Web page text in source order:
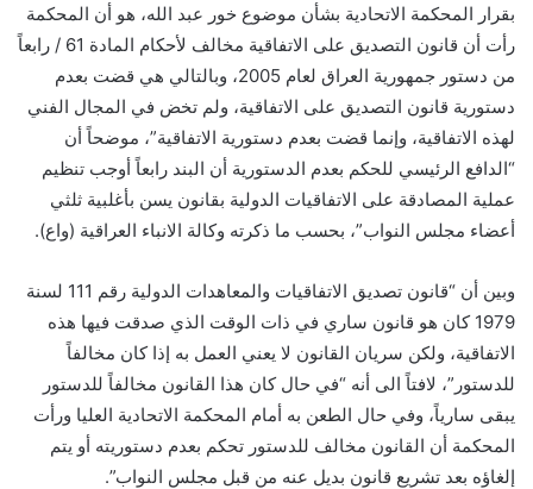
بقرار المحكمة الاتحادية بشأن موضوع خور عبد الله، هو أن المحكمة
رأت أن قانون التصديق على الاتفاقية مخالف لأحكام المادة 61 / رابعاً
من دستور جمهورية العراق لعام 2005، وبالتالي هي قضت بعدم
دستورية قانون التصديق على الاتفاقية، ولم تخض في المجال الفني
لهذه الاتفاقية، وإنما قضت بعدم دستورية الاتفاقية”، موضحاً أن
“الدافع الرئيسي للحكم بعدم الدستورية أن البند رابعاً أوجب تنظيم
عملية المصادقة على الاتفاقيات الدولية بقانون يسن بأغلبية ثلثي
أعضاء مجلس النواب”، بحسب ما ذكرته وكالة الانباء العراقية (واع).
وبين أن “قانون تصديق الاتفاقيات والمعاهدات الدولية رقم 111 لسنة
1979 كان هو قانون ساري في ذات الوقت الذي صدقت فيها هذه
الاتفاقية، ولكن سريان القانون لا يعني العمل به إذا كان مخالفاً
للدستور”، لافتاً الى أنه “في حال كان هذا القانون مخالفاً للدستور
يبقى سارياً، وفي حال الطعن به أمام المحكمة الاتحادية العليا ورأت
المحكمة أن القانون مخالف للدستور تحكم بعدم دستوريته أو يتم
إلغاؤه بعد تشريع قانون بديل عنه من قبل مجلس النواب”.